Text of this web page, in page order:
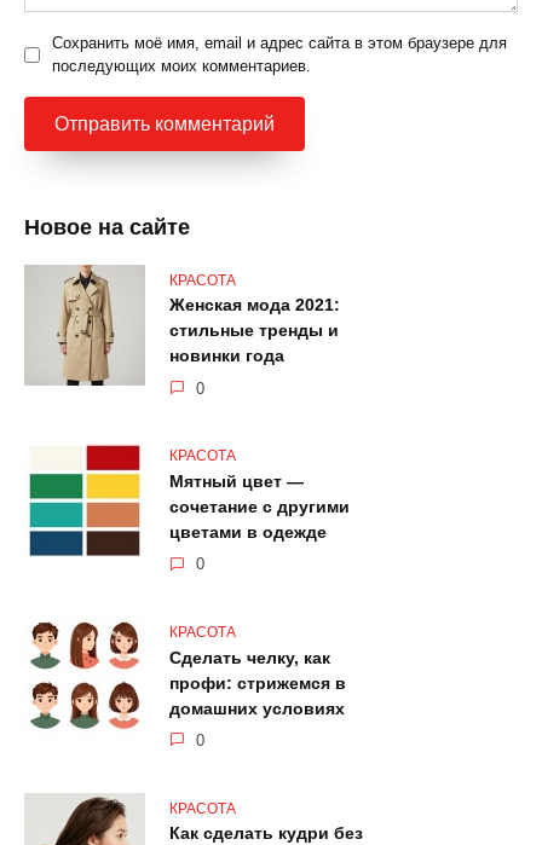
Сохранить моё имя, email и адрес сайта в этом браузере для
последующих моих комментариев.
Новое на сайте
КРАСОТА
Женская мода 2021:
стильные тренды и
новинки года
0
КРАСОТА
Мятный цвет —
сочетание с другими
цветами в одежде
0
КРАСОТА
Сделать челку, как
профи: стрижемся в
домашних условиях
0
КРАСОТА
Как сделать кудри без